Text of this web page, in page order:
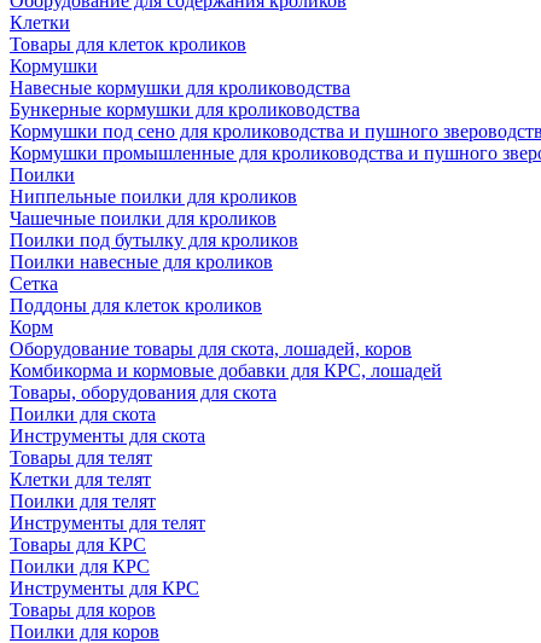
Клетки
Товары для клеток кроликов
Кормушки
Навесные кормушки для кролиководства
Бункерные кормушки для кролиководства
Кормушки под сено для кролиководства и пушного
Кормушки промышленные для кролиководства и пушного
Поилки
Ниппельные поилки для кроликов
Чашечные поилки для кроликов
Поилки под бутылку для кроликов
Поилки навесные для кроликов
Сетка
Поддоны для клеток кроликов
Корм
Оборудование товары для скота, лошадей, коров
Комбикорма и кормовые добавки для КРС, лошадей
Товары, оборудования для скота
Поилки для скота
Инструменты для скота
Товары для телят
Клетки для телят
Поилки для телят
Инструменты для телят
Товары для КРС
Поилки для КРС
Инструменты для КРС
Товары для коров
Поилки для коров